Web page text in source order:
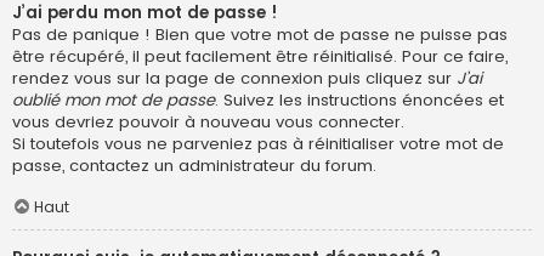
J’ai perdu mon mot de passe !
Pas de panique ! Bien que votre mot de passe ne puisse pas
être récupéré, il peut facilement être réinitialisé. Pour ce faire,
rendez vous sur la page de connexion puis cliquez sur J’ai
oublié mon mot de passe. Suivez les instructions énoncées et
vous devriez pouvoir à nouveau vous connecter.
Si toutefois vous ne parveniez pas à réinitialiser votre mot de
passe, contactez un administrateur du forum.
Haut